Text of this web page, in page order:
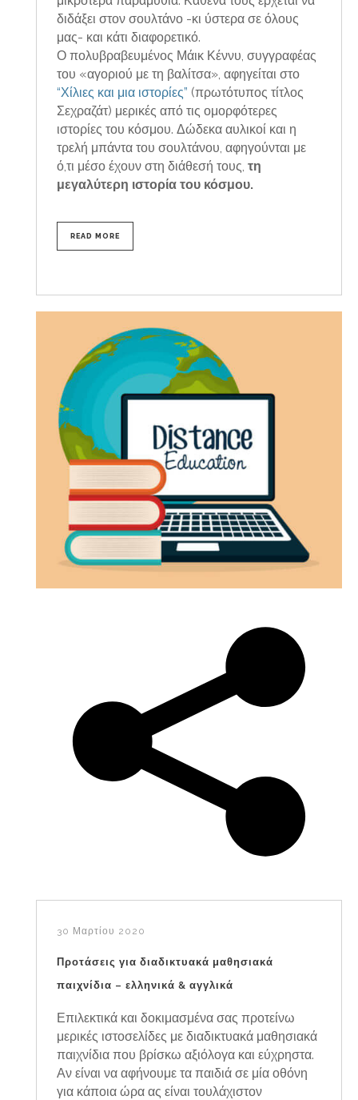
διδάξει στον σουλτάνο -κι ύστερα σε όλους
μας- και κάτι διαφορετικό.
Ο πολυβραβευμένος Μάικ Κέννυ, συγγραφέας
του «αγοριού με τη βαλίτσα», αφηγείται στο
“Χίλιες και μια ιστορίες” (πρωτότυπος τίτλος
Σεχραζάτ) μερικές από τις ομορφότερες
ιστορίες του κόσμου. Δώδεκα αυλικοί και η
τρελή μπάντα του σουλτάνου, αφηγούνται με
ό,τι μέσο έχουν στη διάθεσή τους, τη
μεγαλύτερη ιστορία του κόσμου.
READ MORE
30 Μαρτίου 2020
Προτάσεις για διαδικτυακά μαθησιακά
παιχνίδια – ελληνικά & αγγλικά
Επιλεκτικά και δοκιμασμένα σας προτείνω
μερικές ιστοσελίδες με διαδικτυακά μαθησιακά
παιχνίδια που βρίσκω αξιόλογα και εύχρηστα.
Αν είναι να αφήνουμε τα παιδιά σε μία οθόνη
για κάποια ώρα ας είναι τουλάχιστον